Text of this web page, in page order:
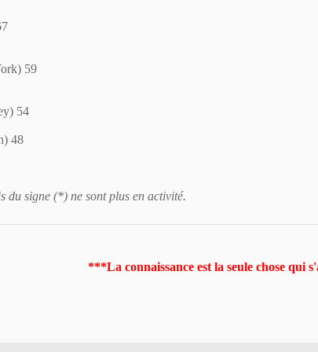
59
54
48
du signe (*) ne sont plus en activité.
***La connaissance est la seule chose qui